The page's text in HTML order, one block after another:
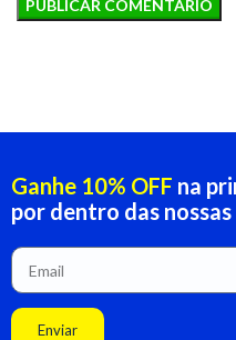
Ganhe 10% OFF na
por dentro das
Enviar